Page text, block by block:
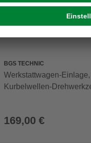
BGS TECHNIC
Werkstattwagen-
Kurbelwellen-
169,00 €